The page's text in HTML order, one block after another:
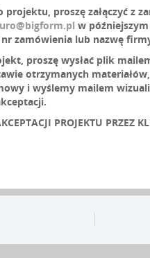
proszę załączyć z
w
zamówienia lub nazwę
proszę wysłać plik
otrzymanych
i wyślemy mailem
PROJEKTU PRZEZ